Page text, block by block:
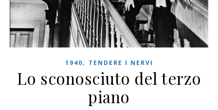
1940, TENDERE I NERVI
Lo sconosciuto del terzo
piano